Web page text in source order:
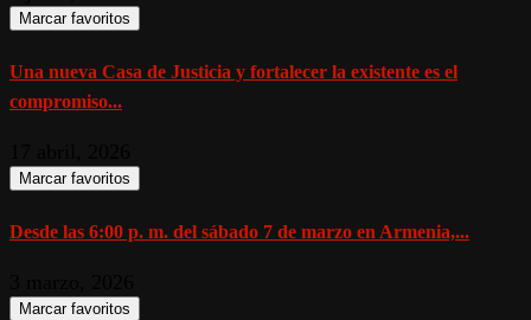
Marcar favoritos
Una nueva Casa de Justicia y fortalecer la existente es el
compromiso...
Marcar favoritos
Desde las 6:00 p. m. del sábado 7 de marzo en Armenia,...
Marcar favoritos